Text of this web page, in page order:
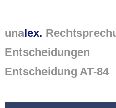
Normtexte
Rechtsprechung
unalex.
Entscheidungen
Entscheidung AT-84